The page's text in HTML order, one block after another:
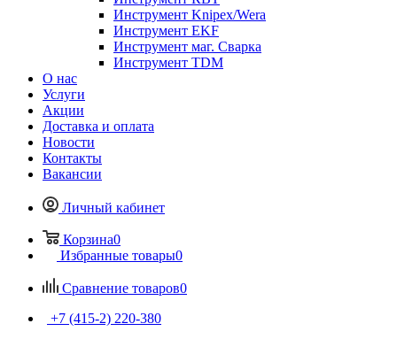
Инструмент Knipex/Wera
Инструмент EKF
Инструмент маг. Сварка
Инструмент TDM
О нас
Услуги
Акции
Доставка и оплата
Новости
Контакты
Вакансии
Личный кабинет
Корзина0
Избранные товары0
Сравнение товаров0
+7 (415-2) 220-380